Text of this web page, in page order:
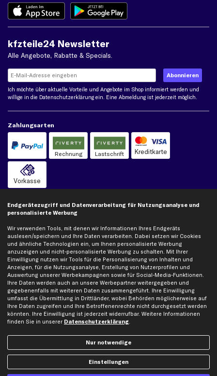
kfzteile24 Newsletter
Alle Angebote, Rabatte & Specials.
Ich möchte über aktuelle Vorteile und Angebote im Shop informiert werden und
willige in die Datenschutzerklärung ein. Eine Abmeldung ist jederzeit möglich.
Zahlungsarten
Rechnung Lastschrift Kreditkarte
Vorkasse
Versand
Artikel, Teile, Original und Bestell-Nr. dienen nur zu Vergleichszwecken und sind
keine Herkunftsbezeichnungen. Die Nennung von Namen, Warenzeichen oder
Markennamen erfolgt nur zu Zwecken der Zuordnung unserer Artikel. Die Angaben
von diesen in Rechnungen an Fahrzeugbesitzer sind nicht statthaft. Die Ware bleibt
bis zur Bezahlung unser Eigentum.
Die hier dargestellten Daten, insbesondere die gesamte Datenbank, dürfen nicht
vervielfältigt werden. Die Vervielfältigung und Verbreitung der Daten und der
Datenbank ohne vorherige Einwilligung von TecAlliance und/oder die Einbeziehung
Inhalten stellt eine Verletzung des Urheberrechts dar und kann rechtliche Schritte
Vertrag widerrufen
Endgerätezugriff und Datenverarbeitung für Nutzungsanalyse und
personalisierte Werbung
Wir verwenden Tools, mit denen wir Informationen Ihres Endgeräts
auslesen/speichern und Ihre Daten verarbeiten. Dabei setzen wir Cookies
und ähnliche Technologien ein, um Ihnen personalisierte Werbung
anzuzeigen und nicht-personalisierte Werbung zu schalten. Mit Ihrer
Einwilligung nutzen wir Tools für die Personalisierung von Inhalten und
Anzeigen, für die Nutzungsanalyse, Erstellung von Nutzerprofilen und
Auswertung unserer Werbekampagnen sowie für Social-Media-Funktionen.
Ihre Daten werden auch an unsere Werbepartner weitergegeben und
gegebenenfalls mit weiteren Daten zusammengeführt. Ihre Einwilligung
umfasst die Übermittlung in Drittländer, wobei Behörden möglicherweise auf
Ihre Daten zugreifen und Ihre Betroffenenrechte nicht durchgesetzt werden
könnten. Ihre Einwilligung ist jederzeit widerrufbar. Weitere Informationen
finden Sie in unserer Datenschutzerklärung.
Nur notwendige
Einstellungen